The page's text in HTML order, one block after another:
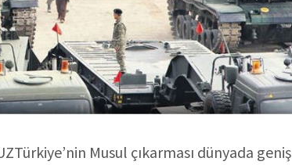
Musul çıkarması dünyada geniş